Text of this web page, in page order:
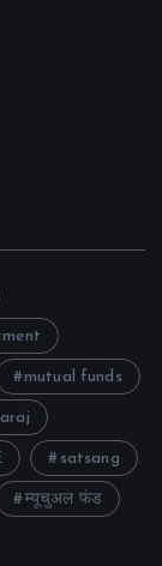
mutual funds
satsang
म्यूचुअल फंड